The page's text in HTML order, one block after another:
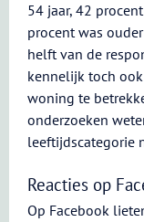
54 jaar, 42
procent was
helft van de
kennelijk toch
woning te
onderzoeken
leeftijdscategorie
Reacties op
Op Facebook